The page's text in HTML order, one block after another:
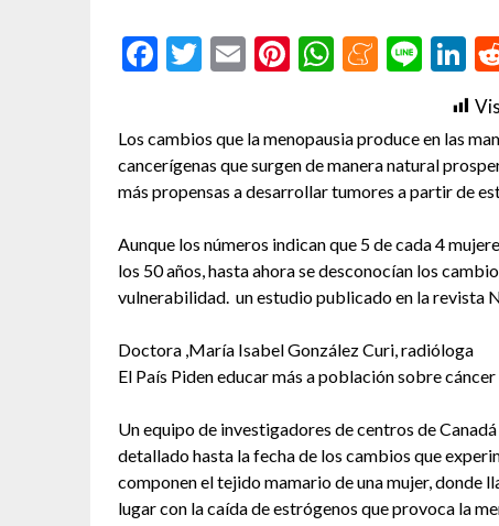
Facebook
Twitter
EmailPinterest
WhatsApp
Line
Los cambios que la menopausia produce en las
cancerígenas que surgen de manera natural
más propensas a desarrollar tumores a partir de
Aunque los números indican que 5 de cada 4
los 50 años, hasta ahora se desconocían los
vulnerabilidad. un estudio publicado en la revista
Doctora ,María Isabel González Curi, radióloga
El País Piden educar más a población sobre
Un equipo de investigadores de centros de
detallado hasta la fecha de los cambios que
componen el tejido mamario de una mujer, donde
lugar con la caída de estrógenos que provoca la